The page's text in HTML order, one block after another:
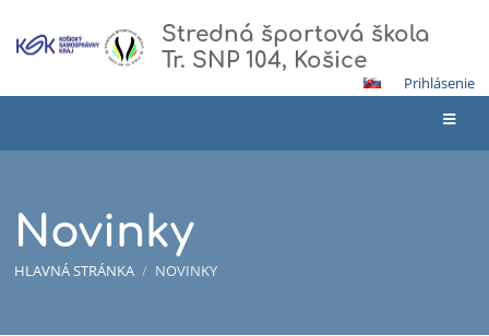
Stredná športová škola
Tr. SNP 104, Košice
Prihlásenie
Novinky
HLAVNÁ STRÁNKA / NOVINKY